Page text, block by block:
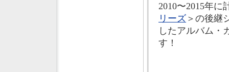
2010〜2015年に
リーズ ＞の後継
したアルバム・
す！